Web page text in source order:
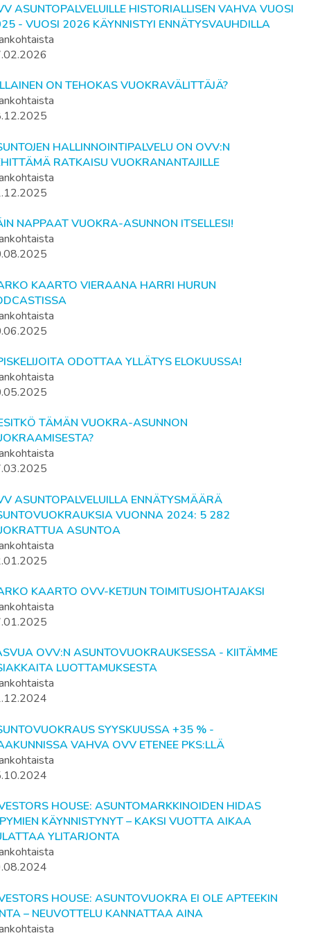
ASUNTOPALVELUILLE HISTORIALLISEN VAHVA VUOSI
- VUOSI 2026 KÄYNNISTYI ENNÄTYSVAUHDILLA
ON TEHOKAS VUOKRAVÄLITTÄJÄ?
HALLINNOINTIPALVELU ON OVV:N
RATKAISU VUOKRANANTAJILLE
NAPPAAT VUOKRA-ASUNNON ITSELLESI!
KAARTO VIERAANA HARRI HURUN
ODOTTAA YLLÄTYS ELOKUUSSA!
TÄMÄN VUOKRA-ASUNNON
ASUNTOPALVELUILLA ENNÄTYSMÄÄRÄ
VUONNA 2024: 5 282
ASUNTOA
KAARTO OVV-KETJUN TOIMITUSJOHTAJAKSI
OVV:N ASUNTOVUOKRAUKSESSA - KIITÄMME
LUOTTAMUKSESTA
SYYSKUUSSA +35 % -
VAHVA OVV ETENEE PKS:LLÄ
HOUSE: ASUNTOMARKKINOIDEN HIDAS
KÄYNNISTYNYT – KAKSI VUOTTA AIKAA
YLITARJONTA
HOUSE: ASUNTOVUOKRA EI OLE APTEEKIN
– NEUVOTTELU KANNATTAA AINA